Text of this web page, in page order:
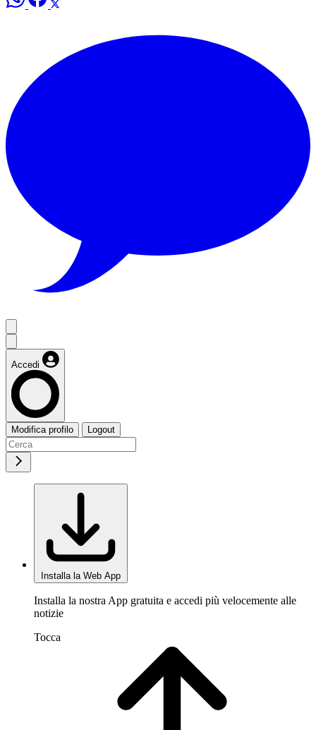
Accedi
Modifica profilo Logout
Installa la Web App
Installa la nostra App gratuita e accedi più velocemente alle
notizie
Tocca